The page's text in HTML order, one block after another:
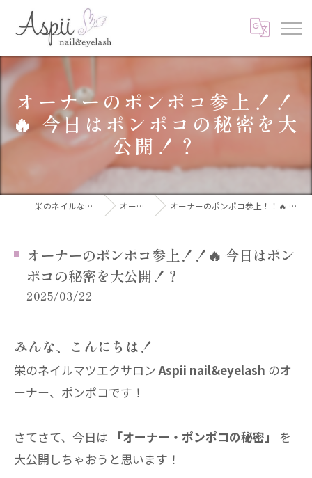
オーナーのポンポコ参上！！
🔥 今日はポンポコの秘密を大
公開！？
栄のネイルならAspii nail&eyelash オーナーブログ オーナーのポンポコ参上！！🔥 今日はポンポコの秘密を大公開！？
オーナーのポンポコ参上！！🔥 今日はポン
ポコの秘密を大公開！？
2025/03/22
みんな、こんにちは！
栄のネイルマツエクサロンAspii nail&eyelash のオ
ーナー、ポンポコです！
さてさて、今日は 「オーナー・ポンポコの秘密」
を
大公開しちゃおうと思います！